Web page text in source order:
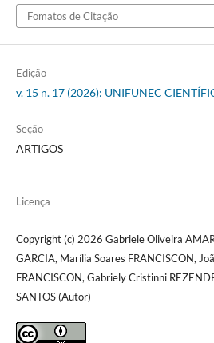
Fomatos de Citação
Edição
v. 15 n. 17 (2026): UNIFUNEC
Seção
ARTIGOS
Licença
Copyright (c) 2026 Gabriele Oliveira
GARCIA, Marília Soares FRANCISCON,
FRANCISCON, Gabriely Cristinni
SANTOS (Autor)